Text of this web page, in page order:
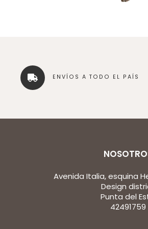
ENVÍOS A TODO EL PAÍS
Avenida Italia, esquina
Design
Punta del
42491759